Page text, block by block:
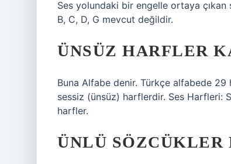
Ses yolundaki bir engelle ortaya çıkan
B, C, D, G mevcut değildir.
ÜNSÜZ HARFLER
Buna Alfabe denir. Türkçe alfabede 29
sessiz (ünsüz) harflerdir. Ses Harfleri:
harfler.
ÜNLÜ SÖZCÜKLER